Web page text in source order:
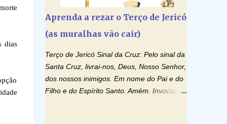
dias
Aprenda a rezar o Terço de Jericó
(as muralhas vão cair)
Terço de Jericó Sinal da Cruz: Pelo sinal da
Santa Cruz, livrai-nos, Deus, Nosso Senhor,
dos nossos inimigos. Em nome do Pai e do
Filho e do Espírito Santo. Amém. Invocação